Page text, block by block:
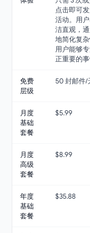
点击即可
活动。用
洁直观，
地简化复
用户能够
正重要的事
免费
层级
50 封邮件/
月度
基础
套餐
$5.99
月度
高级
套餐
$8.99
年度
基础
套餐
$35.88